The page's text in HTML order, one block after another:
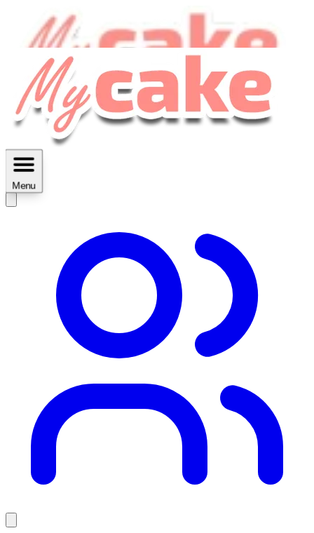
MyCake Academy c'est :
des fiches imprimables ...
Découvrir
Menu